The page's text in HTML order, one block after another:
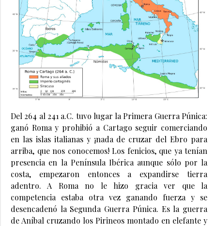
Del 264 al 241 a.C. tuvo lugar la Primera Guerra Púnica:
ganó Roma y prohibió a Cartago seguir comerciando
en las islas italianas y ¡nada de cruzar del Ebro para
arriba, que nos conocemos! Los fenicios, que ya tenían
presencia en la Península Ibérica aunque sólo por la
costa, empezaron entonces a expandirse tierra
adentro. A Roma no le hizo gracia ver que la
competencia estaba otra vez ganando fuerza y se
desencadenó la Segunda Guerra Púnica. Es la guerra
de Aníbal cruzando los Pirineos montado en elefante y